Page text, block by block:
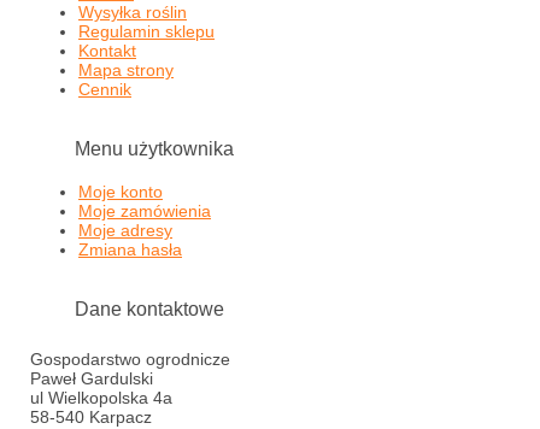
Wysyłka roślin
Regulamin sklepu
Kontakt
Mapa strony
Cennik
Menu użytkownika
Moje konto
Moje zamówienia
Moje adresy
Zmiana hasła
Dane kontaktowe
Gospodarstwo ogrodnicze
Paweł Gardulski
ul Wielkopolska 4a
58-540 Karpacz